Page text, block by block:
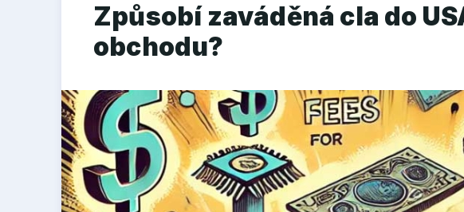
Způsobí zaváděná cla do
obchodu?